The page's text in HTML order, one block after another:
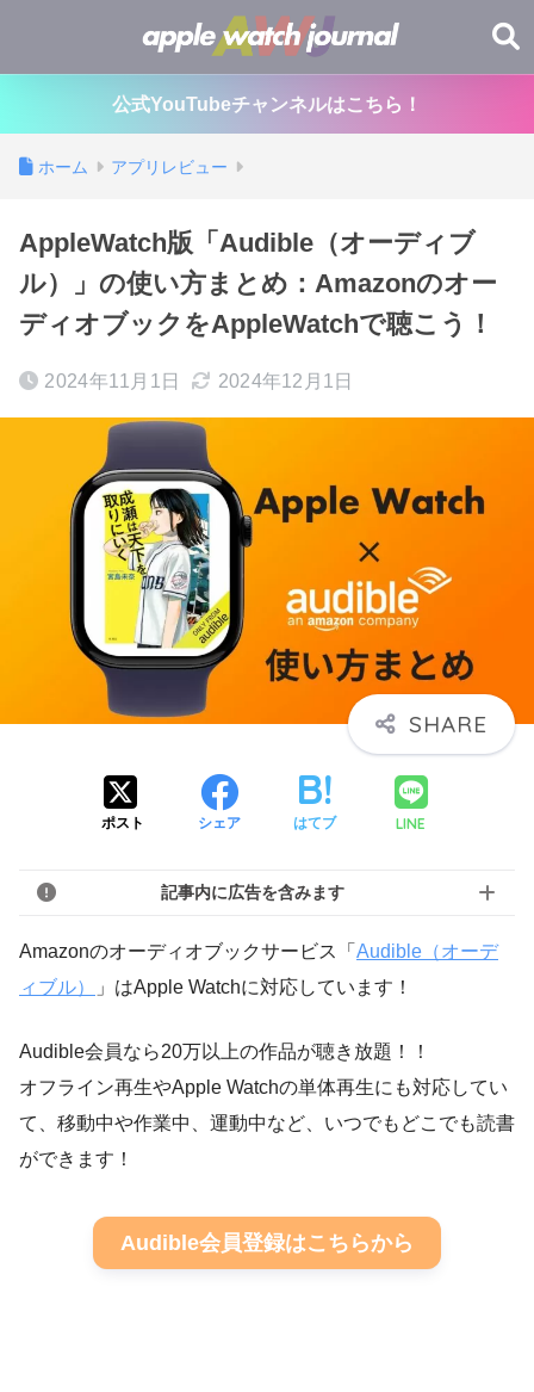
公式YouTubeチャンネルはこちら！
ホーム アプリレビュー
AppleWatch版「Audible（オーディブ
ル）」の使い方まとめ：Amazonのオー
ディオブックをAppleWatchで聴こう！
2024年11月1日 2024年12月1日
ポスト シェア はてブ LINE
記事内に広告を含みます
Amazonのオーディオブックサービス「 Audible（オーデ
ィブル）
」はApple Watchに対応しています！
Audible会員なら20万以上の作品が聴き放題！！
オフライン再生やApple Watchの単体再生にも対応してい
て、移動中や作業中、運動中など、いつでもどこでも読書
ができます！
Audible会員登録はこちらから